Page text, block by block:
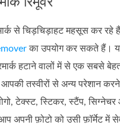
से चिड़चिड़ाहट महसूस कर रहे
का उपयोग कर सकते हैं।
हटाने वालों में से एक सबसे
आपकी तस्वीरों से अन्य परेशान करने
टेक्स्ट, स्टिकर, स्टैंप, सिग्नेचर
आप अपनी फ़ोटो को उसी फ़ॉर्मेट